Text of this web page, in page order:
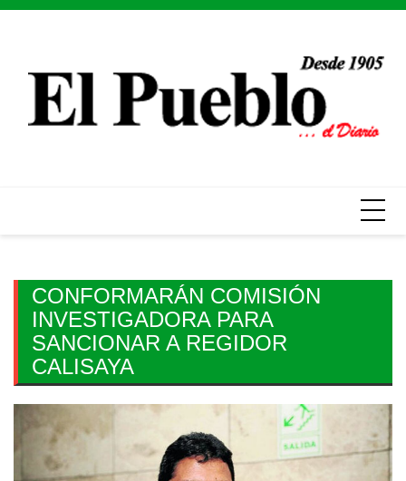
Skip
CONFORMARÁN COMISIÓN
INVESTIGADORA PARA
SANCIONAR A REGIDOR
CALISAYA